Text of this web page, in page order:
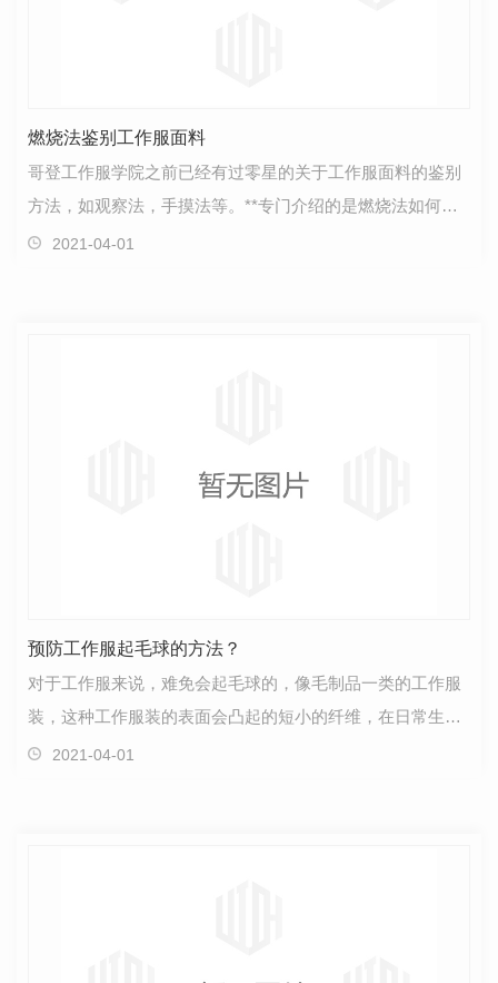
燃烧法鉴别工作服面料
哥登工作服学院之前已经有过零星的关于工作服面料的鉴别
方法，如观察法，手摸法等。**专门介绍的是燃烧法如何鉴
别工作服面料的。 燃烧法是较为简易的一种鉴别方法…
2021-04-01
预防工作服起毛球的方法？
对于工作服来说，难免会起毛球的，像毛制品一类的工作服
装，这种工作服装的表面会凸起的短小的纤维，在日常生活
中是要经常地发生摩擦，所以慢慢地就会形成无数多的…
2021-04-01